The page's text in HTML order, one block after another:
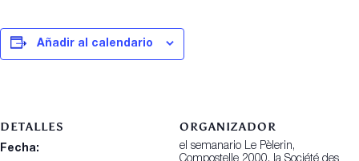
Añadir al calendario
DETALLES
Fecha:
ORGANIZADOR
el semanario Le Pèlerin,
Compostelle 2000, la Société des